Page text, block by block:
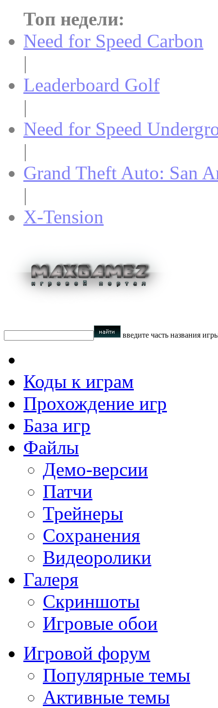
Топ недели:
Need for Speed Carbon
|
Leaderboard Golf
|
Need for Speed
|
Grand Theft Auto: San
|
X-Tension
введите часть названия
Коды к играм
Прохождение игр
База игр
Файлы
Демо-версии
Патчи
Трейнеры
Сохранения
Видеоролики
Галеря
Скриншоты
Игровые обои
Игровой форум
Популярные темы
Активные темы